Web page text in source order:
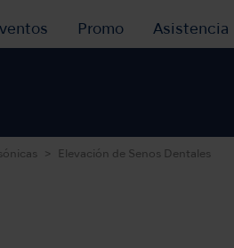
Promo Asistencia
Elevación de Senos Dentales